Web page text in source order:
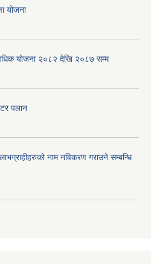
योजना
योजना २०८२ देखि २०८७ सम्म
पलान
नाम नविकरण गराउने सम्बन्धि